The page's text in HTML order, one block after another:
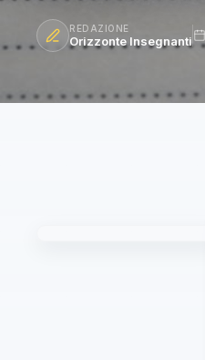
REDAZIONE
Orizzonte Insegnanti